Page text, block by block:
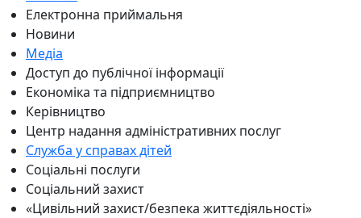
Електронна приймальня
Новини
Медіа
Доступ до публічної інформації
Економіка та підприємництво
Керівництво
Центр надання адміністративних послуг
Служба у справах дітей
Соціальні послуги
Соціальний захист
«Цивільний захист/безпека життєдіяльності»